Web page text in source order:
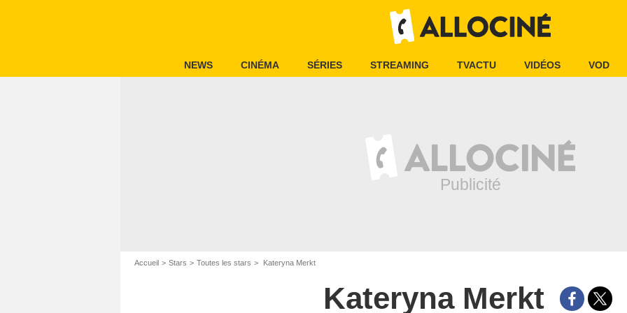
NEWS CINÉMA SÉRIES STREAMING TVACTU VIDÉOS VOD
Accueil Stars Toutes les stars Kateryna Merkt
Kateryna Merkt